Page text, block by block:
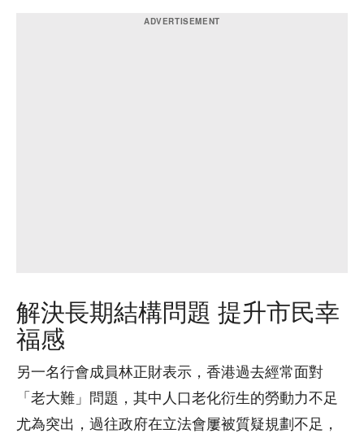
解決長期結構問題 提升市民幸
福感
另一名行會成員林正財表示，香港過去經常面對
「老大難」問題，其中人口老化衍生的勞動力不足
尤為突出，過往政府在立法會屢被質疑規劃不足，